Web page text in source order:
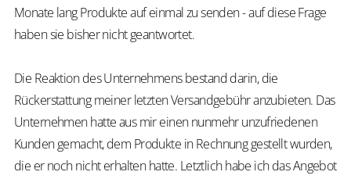
Monate lang Produkte auf einmal zu senden - auf diese Frage
haben sie bisher nicht geantwortet.
Die Reaktion des Unternehmens bestand darin, die
Rückerstattung meiner letzten Versandgebühr anzubieten. Das
Unternehmen hatte aus mir einen nunmehr unzufriedenen
Kunden gemacht, dem Produkte in Rechnung gestellt wurden,
die er noch nicht erhalten hatte. Letztlich habe ich das Angebot